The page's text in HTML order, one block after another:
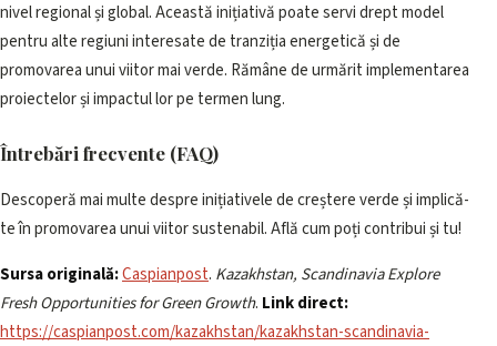
nivel regional și global. Această inițiativă poate servi drept model
pentru alte regiuni interesate de tranziția energetică și de
promovarea unui viitor mai verde. Rămâne de urmărit implementarea
proiectelor și impactul lor pe termen lung.
Întrebări frecvente (FAQ)
Descoperă mai multe despre inițiativele de creștere verde și implică-
te în promovarea unui viitor sustenabil. Află cum poți contribui și tu!
Sursa originală:Caspianpost. Kazakhstan, Scandinavia Explore
Fresh Opportunities for Green Growth. Link direct:
https://caspianpost.com/kazakhstan/kazakhstan-scandinavia-